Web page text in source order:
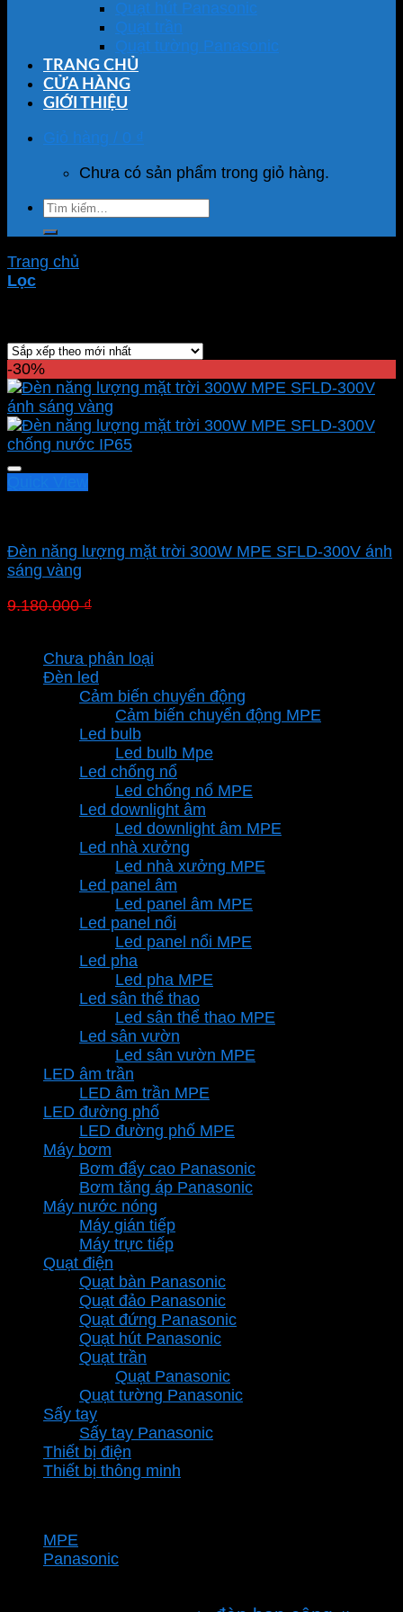
Quạt hút Panasonic
Quạt trần
Quạt tường Panasonic
TRANG CHỦ
CỬA HÀNG
GIỚI THIỆU
Giỏ hàng / 0 ₫
Chưa có sản phẩm trong giỏ hàng.
Tìm
kiếm:
Trang chủ
Lọc
-30%
Đèn năng lượng mặt trời 300W MPE SFLD-300V ánh
sáng vàng
9.180.000₫
9.180.000 ₫.
Chưa phân loại
Đèn led
Cảm biến chuyển động
Cảm biến chuyển động MPE
Led bulb
Led bulb Mpe
Led chống nổ
Led chống nổ MPE
Led downlight âm
Led downlight âm MPE
Led nhà xưởng
Led nhà xưởng MPE
Led panel âm
Led panel âm MPE
Led panel nổi
Led panel nổi MPE
Led pha
Led pha MPE
Led sân thể thao
Led sân thể thao MPE
Led sân vườn
Led sân vườn MPE
LED âm trần
LED âm trần MPE
LED đường phố
LED đường phố MPE
Máy bơm
Bơm đẩy cao Panasonic
Bơm tăng áp Panasonic
Máy nước nóng
Máy gián tiếp
Máy trực tiếp
Quạt điện
Quạt bàn Panasonic
Quạt đảo Panasonic
Quạt đứng Panasonic
Quạt hút Panasonic
Quạt trần
Quạt Panasonic
Quạt tường Panasonic
Sấy tay
Sấy tay Panasonic
Thiết bị điện
Thiết bị thông minh
MPE
Panasonic